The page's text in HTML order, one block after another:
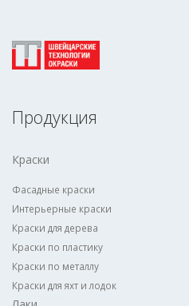
Продукция
Краски
Фасадные краски
Интерьерные краски
Краски для дерева
Краски по пластику
Краски по металлу
Краски для яхт и лодок